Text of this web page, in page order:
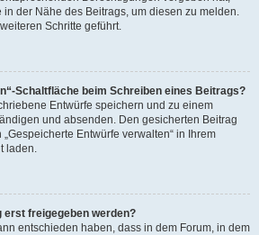
der Nähe des Beitrags, um diesen zu melden.
Schritte geführt.
Schaltfläche beim Schreiben eines Beitrags?
Entwürfe speichern und zu einem
und absenden. Den gesicherten Beitrag
Entwürfe verwalten“ in Ihrem
laden.
freigegeben werden?
entschieden haben, dass in dem Forum, in dem